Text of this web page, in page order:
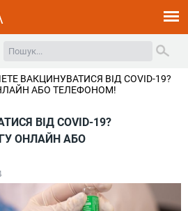
ВАКЦИНУВАТИСЯ ВІД COVID-19?
АБО ТЕЛЕФОНОМ!
ВІД COVID-19?
ОНЛАЙН АБО